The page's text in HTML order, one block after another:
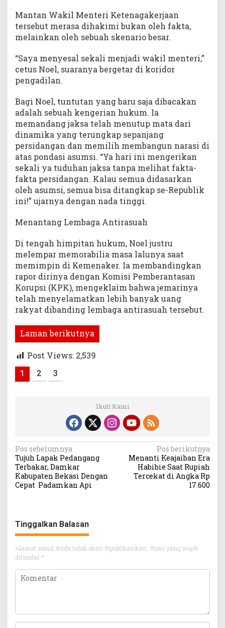
Mantan Wakil Menteri Ketenagakerjaan
tersebut merasa dihakimi bukan oleh fakta,
melainkan oleh sebuah skenario besar.
​“Saya menyesal sekali menjadi wakil menteri,”
cetus Noel, suaranya bergetar di koridor
pengadilan.
​Bagi Noel, tuntutan yang baru saja dibacakan
adalah sebuah kengerian hukum. Ia
memandang jaksa telah menutup mata dari
dinamika yang terungkap sepanjang
persidangan dan memilih membangun narasi di
atas pondasi asumsi. “Ya hari ini mengerikan
sekali ya tuduhan jaksa tanpa melihat fakta-
fakta persidangan. Kalau semua didasarkan
oleh asumsi, semua bisa ditangkap se-Republik
ini!” ujarnya dengan nada tinggi.
​Menantang Lembaga Antirasuah
Di tengah himpitan hukum, Noel justru
melempar memorabilia masa lalunya saat
memimpin di Kemenaker. Ia membandingkan
rapor dirinya dengan Komisi Pemberantasan
Korupsi (KPK), mengeklaim bahwa jemarinya
telah menyelamatkan lebih banyak uang
rakyat dibanding lembaga antirasuah tersebut.
Laman berikutnya
Post Views: 2,539
1 2 3
Ikuti Kami
Navigasi
pos
Pos sebelumnya
Tujuh Lapak Pedangang
Terbakar, Damkar
Kabupaten Bekasi Dengan
Cepat Padamkan Api
Pos berikutnya
Menanti Keajaiban Era
Habibie Saat Rupiah
Tercekat di Angka Rp
17.600
Tinggalkan Balasan
Alamat email Anda tidak akan dipublikasikan. Ruas yang wajib
ditandai *